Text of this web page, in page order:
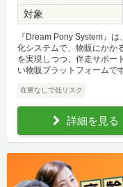
対象
『Dream Pony System』
化システムで、物販にかか
を実現しつつ、伴走サポー
い物販プラットフォームです
在庫なしで低リスク
詳細を見る